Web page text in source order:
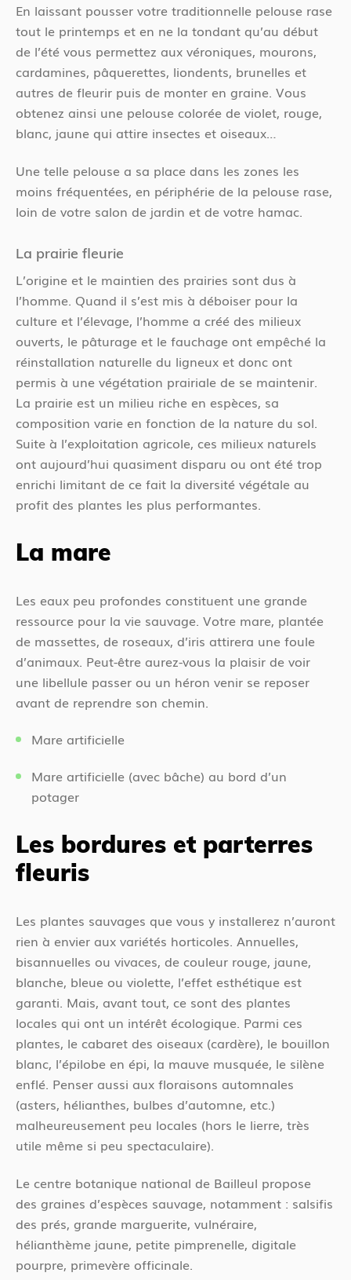
En laissant pousser votre traditionnelle pelouse rase
tout le printemps et en ne la tondant qu’au début
de l’été vous permettez aux véroniques, mourons,
cardamines, pâquerettes, liondents, brunelles et
autres de fleurir puis de monter en graine. Vous
obtenez ainsi une pelouse colorée de violet, rouge,
blanc, jaune qui attire insectes et oiseaux…
Une telle pelouse a sa place dans les zones les
moins fréquentées, en périphérie de la pelouse rase,
loin de votre salon de jardin et de votre hamac.
La prairie fleurie
L’origine et le maintien des prairies sont dus à
l’homme. Quand il s’est mis à déboiser pour la
culture et l’élevage, l’homme a créé des milieux
ouverts, le pâturage et le fauchage ont empêché la
réinstallation naturelle du ligneux et donc ont
permis à une végétation prairiale de se maintenir.
La prairie est un milieu riche en espèces, sa
composition varie en fonction de la nature du sol.
Suite à l’exploitation agricole, ces milieux naturels
ont aujourd’hui quasiment disparu ou ont été trop
enrichi limitant de ce fait la diversité végétale au
profit des plantes les plus performantes.
La mare
Les eaux peu profondes constituent une grande
ressource pour la vie sauvage. Votre mare, plantée
de massettes, de roseaux, d’iris attirera une foule
d’animaux. Peut-être aurez-vous la plaisir de voir
une libellule passer ou un héron venir se reposer
avant de reprendre son chemin.
Mare artificielle
Mare artificielle (avec bâche) au bord d’un
potager
Les bordures et parterres
fleuris
Les plantes sauvages que vous y installerez n’auront
rien à envier aux variétés horticoles. Annuelles,
bisannuelles ou vivaces, de couleur rouge, jaune,
blanche, bleue ou violette, l’effet esthétique est
garanti. Mais, avant tout, ce sont des plantes
locales qui ont un intérêt écologique. Parmi ces
plantes, le cabaret des oiseaux (cardère), le bouillon
blanc, l’épilobe en épi, la mauve musquée, le silène
enflé. Penser aussi aux floraisons automnales
(asters, hélianthes, bulbes d’automne, etc.)
malheureusement peu locales (hors le lierre, très
utile même si peu spectaculaire).
Le centre botanique national de Bailleul propose
des graines d’espèces sauvage, notamment : salsifis
des prés, grande marguerite, vulnéraire,
hélianthème jaune, petite pimprenelle, digitale
pourpre, primevère officinale.